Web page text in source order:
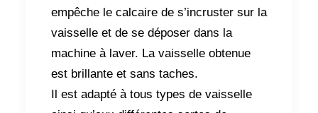
empêche le calcaire de s’incruster sur la
vaisselle et de se déposer dans la
machine à laver. La vaisselle obtenue
est brillante et sans taches.
Il est adapté à tous types de vaisselle